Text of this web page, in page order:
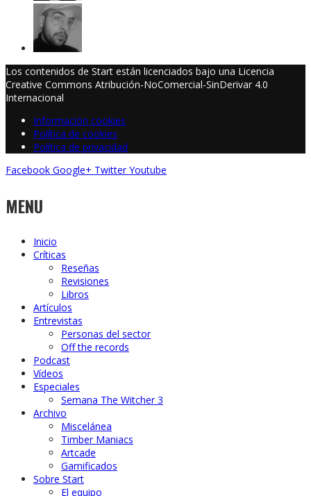
Los contenidos de Start están licenciados bajo una Licencia
Creative Commons Atribución-NoComercial-SinDerivar 4.0
Internacional
Información cookies
Política de cookies
Política de privacidad
Facebook Google+ Twitter Youtube
MENU
Inicio
Críticas
Reseñas
Revisiones
Libros
Artículos
Entrevistas
Personas del sector
Off the records
Podcast
Vídeos
Especiales
Semana The Witcher 3
Archivo
Miscelánea
Timber Maniacs
Artcade
Gamificados
Sobre Start
El equipo